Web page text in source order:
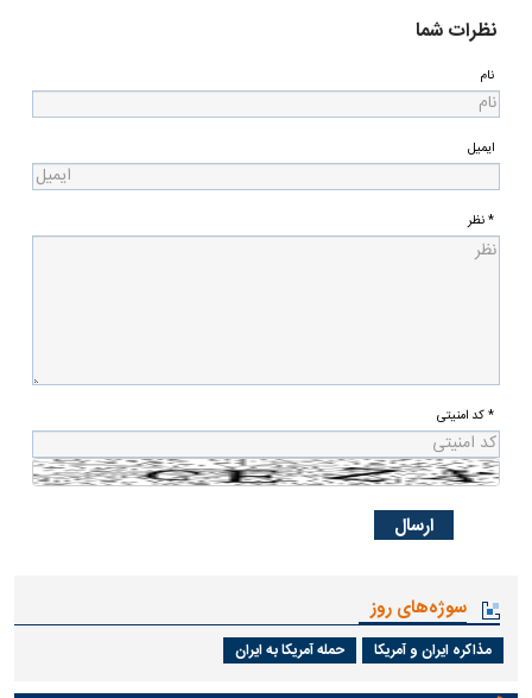
نظرات شما
نام
ایمیل
* نظر
* کد امنیتی
سوژه‌های روز
مذاکره ایران و آمریکا حمله آمریکا به ایران